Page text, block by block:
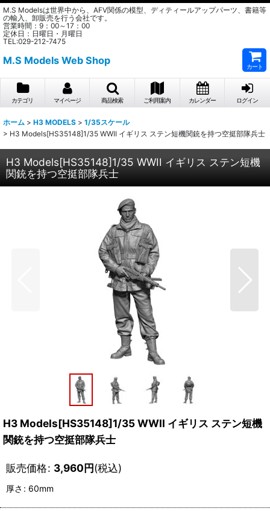
M.S Modelsは世界中から、AFV関係の模型、ディティールアップパーツ、書籍等
の輸入、卸販売を行う会社です。
営業時間：9：00～17：00
定休日：日曜日・月曜日
TEL:029-212-7475
M.S Models Web Shop
カート
カテゴリ マイページ 商品検索 ご利用案内 カレンダー ログイン
ホーム > H3 MODELS > 1/35スケール
> H3 Models[HS35148]1/35 WWII イギリス ステン短機関銃を持つ空挺部隊兵士
H3 Models[HS35148]1/35 WWII イギリス ステン短機
関銃を持つ空挺部隊兵士
H3 Models[HS35148]1/35 WWII イギリス ステン短機
関銃を持つ空挺部隊兵士
販売価格: 3,960円(税込)
厚さ : 60mm